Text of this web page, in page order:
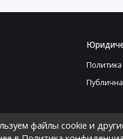
файлы cookie и